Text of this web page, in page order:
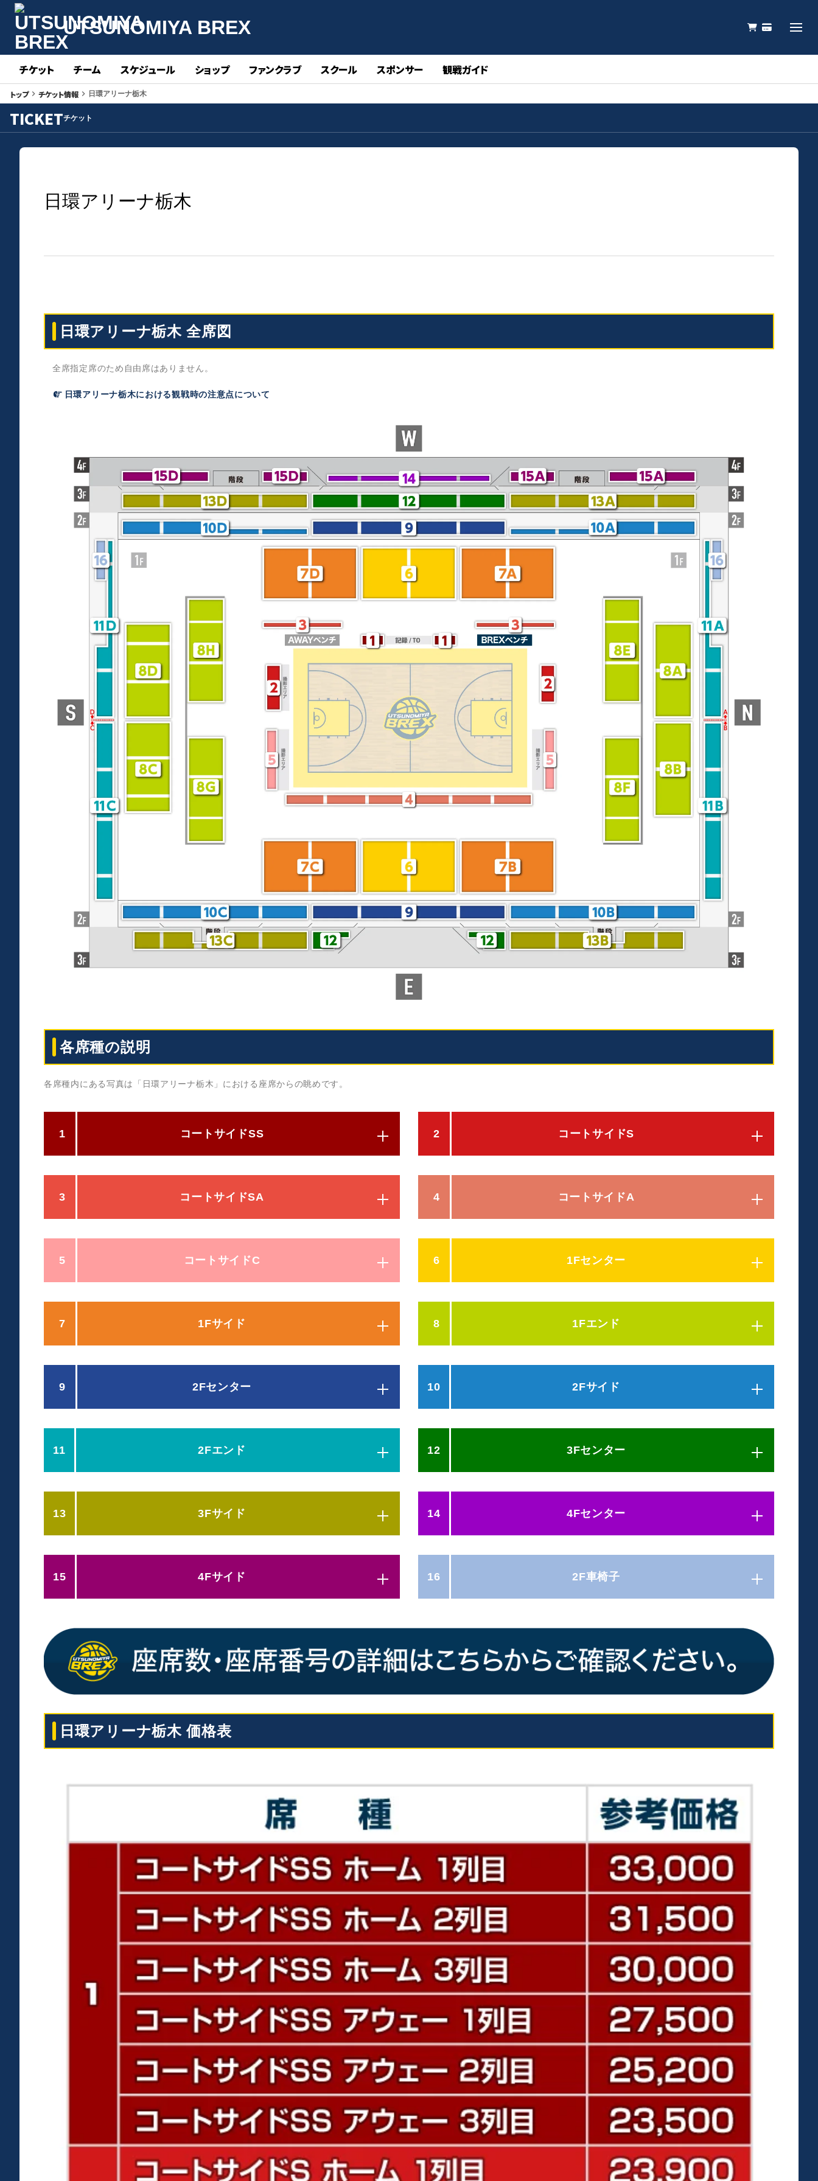
UTSUNOMIYA BREX
チケット チーム スケジュール ショップ ファンクラブ スクール スポンサー 観戦ガイド
トップkeyboard_arrow_right チケット情報 keyboard_arrow_right 日環アリーナ栃木
TICKETチケット
日環アリーナ栃木
日環アリーナ栃木全席図
全席指定席のため自由席はありません。
日環アリーナ栃木における観戦時の注意点について
各席種の説明
各席種内にある写真は「日環アリーナ栃木」における座席からの眺めです。
1 コートサイドSS
選手ベンチの真横に設置された席です。
3列目は横位置を2列目より半席ずらし（1列目と同じ位置）、床面から高さ約20cmの
2 コートサイドS
選手ベンチ側のエンドラインに設置された席です。
2列目は横位置を1列目より半席ずらし、床面から高さ約16cmの段の上に設置。
※報道関係者が多数の場合、1列目の前を撮影エリアとさせていただきます。
3 コートサイドSA
選手ベンチエリアの真後ろに設置された席です。
2列目は横位置を1列目より半席ずらし、床面から高さ約14cmの段の上に設置。
4 コートサイドA
選手ベンチ向い側のサイドラインに設置された席です。
3列目は横位置を2列目より半席ずらし（1列目と同じ位置）、床面から高さ約14cmの
段の上に設置。
5 コートサイドC
選手ベンチ向い側のエンドラインに設置された席です。
3列目は横位置を2列目より半席ずらし、床面から高さ約25cmの段の上に設置。
6 1Fセンター
1Fスタンドの中央に位置する席です。
7 1Fサイド
1Fスタンドのサイドエリアの席です。
8 1Fエンド
※E～Hブロックは仮設スタンドを設置し、パイプ椅子を置いた席です。
9 2Fセンター
ベンチ向い側 / 後ろ側
10 2Fサイド
11 2Fエンド
A･B･C･Dブロック
12 3Fセンター
ベンチ向い側 / 後ろ側
13 3Fサイド 14 4Fセンター
15 4Fサイド
4Fスタンドのサイドエリアの席です。
16 2F車椅子
ホーム側 / アウェー側
2Fスタンドのエンド側（選手ベンチ後ろ側）にある車椅子エリア内での観戦となりま
す。
※付き添いの方は、エリア内後部（車椅子の後ろ）に用意する席でご観戦ください。
※ダイナミックプライシングの対象外です。
※「B.LEAGUEチケット公式リセールサービス」の対象外です。
日環アリーナ栃木価格表